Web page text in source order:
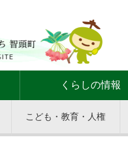
くらしの情報
こども・教育・人権